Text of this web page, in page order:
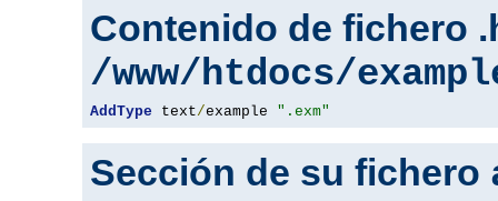
Contenido de fichero
/www/htdocs/
AddType text/example ".exm"
Sección de su fichero